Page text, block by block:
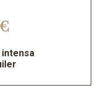
intensa